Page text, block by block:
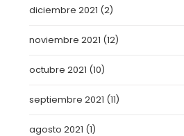
diciembre 2021 (2)
noviembre 2021 (12)
octubre 2021 (10)
septiembre 2021 (11)
agosto 2021 (1)